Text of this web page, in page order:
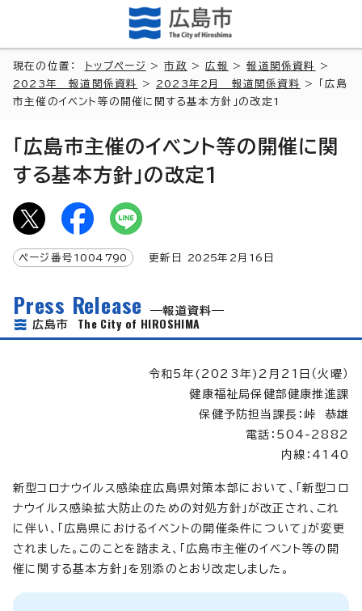
現在の位置： トップページ >市政 >広報 >報道関係資料
>
2023年 報道関係資料
> 2023年2月 報道関係資料
> 「広島
市主催のイベント等の開催に関する基本方針」の改定1
「広島市主催のイベント等の開催に関
する基本方針」の改定1
ページ番号 1004790 更新日 2025年2月 16 日
Press Release
報道資料
広島市 The City of HIROSHIMA
令和5年(2023年)2月21日（火曜）
健康福祉局保健部健康推進課
保健予防担当課長：峠 恭雄
電話：504-2882
内線：4140
新型コロナウイルス感染症広島県対策本部において、「新型コロ
ナウイルス感染拡大防止のための対処方針」が改正され、これ
に伴い、「広島県におけるイベントの開催条件について」が変更
されました。このことを踏まえ、「広島市主催のイベント等の開
催に関する基本方針」を別添のとおり改定しました。